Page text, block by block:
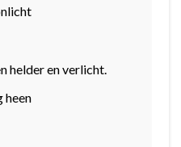
helder en verlicht.
heen